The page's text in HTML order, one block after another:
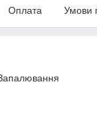
Оплата Умови